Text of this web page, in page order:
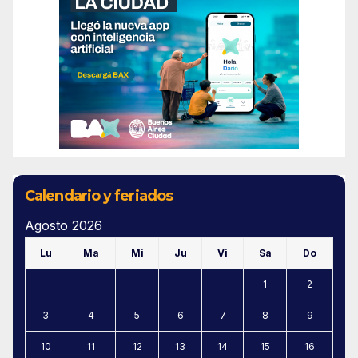
Calendario y feriados
Agosto 2026
Lu Ma Mi Ju Vi Sa Do
1 2
3 4 5 6 7 8 9
10 11 12 13 14 15 16